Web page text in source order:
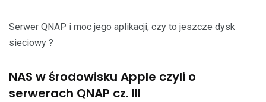
Serwer QNAP i moc jego aplikacji, czy to jeszcze dysk
sieciowy ?
NAS w środowisku Apple czyli o
serwerach QNAP cz. III